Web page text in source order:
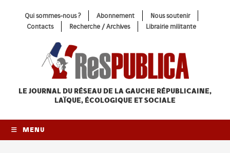
Qui sommes-nous ? Abonnement
Nous soutenir
Contacts
Recherche / Archives Librairie militante
LE JOURNAL DU RÉSEAU DE LA GAUCHE RÉPUBLICAINE,
LAÏQUE, ÉCOLOGIQUE ET SOCIALE
MENU